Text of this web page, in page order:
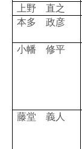
上野 直之
本多 政彦
小幡 修平
藤堂 義人